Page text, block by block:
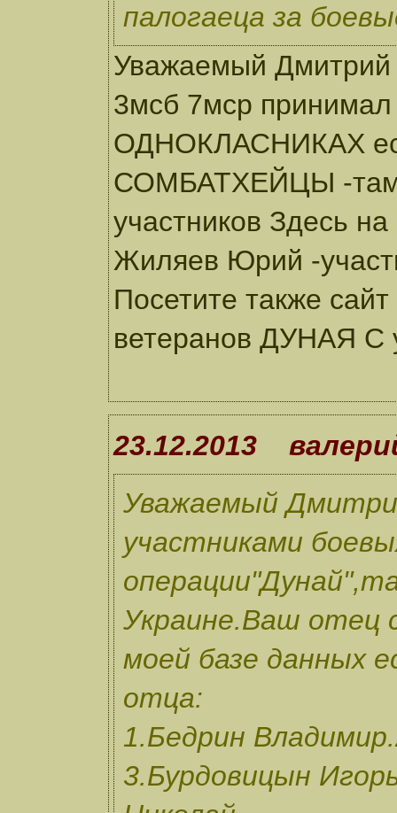
палогаеца за
Уважаемый Дмитрий
3мсб 7мср
ОДНОКЛАСНИКАХ
СОМБАТХЕЙЦЫ -там
участников Здесь на
Жиляев Юрий -
Посетите также
ветеранов ДУНАЯ С
23.12.2013
Уважаемый
участниками
Украине.Ваш отец
моей базе данных
отца:
1.Бедрин
3.Бурдовицын